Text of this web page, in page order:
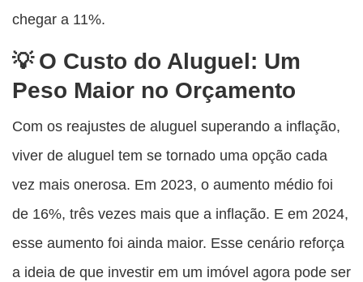
chegar a 11%.
O Custo do Aluguel: Um
Peso Maior no Orçamento
Com os reajustes de aluguel superando a inflação,
viver de aluguel tem se tornado uma opção cada
vez mais onerosa. Em 2023, o aumento médio foi
de 16%, três vezes mais que a inflação. E em 2024,
esse aumento foi ainda maior. Esse cenário reforça
a ideia de que investir em um imóvel agora pode ser